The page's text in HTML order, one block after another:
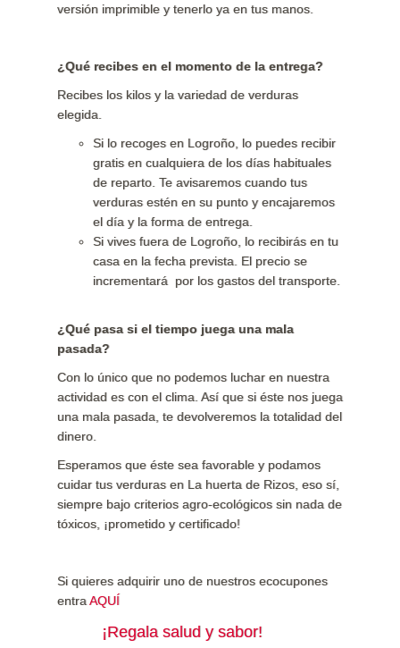
versión imprimible y tenerlo ya en tus manos.
¿Qué recibes en el momento de la entrega?
Recibes los kilos y la variedad de verduras
elegida.
Si lo recoges en Logroño, lo puedes recibir
gratis en cualquiera de los días habituales
de reparto. Te avisaremos cuando tus
verduras estén en su punto y encajaremos
el día y la forma de entrega.
Si vives fuera de Logroño, lo recibirás en tu
casa en la fecha prevista. El precio se
incrementará por los gastos del transporte.
¿Qué pasa si el tiempo juega una mala
pasada?
Con lo único que no podemos luchar en nuestra
actividad es con el clima. Así que si éste nos juega
una mala pasada, te devolveremos la totalidad del
dinero.
Esperamos que éste sea favorable y podamos
cuidar tus verduras en La huerta de Rizos, eso sí,
siempre bajo criterios agro-ecológicos sin nada de
tóxicos, ¡prometido y certificado!
Si quieres adquirir uno de nuestros ecocupones
entraAQUÍ
¡Regala salud y sabor!